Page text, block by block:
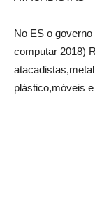
No ES o
computar 2018)
plástico,móveis